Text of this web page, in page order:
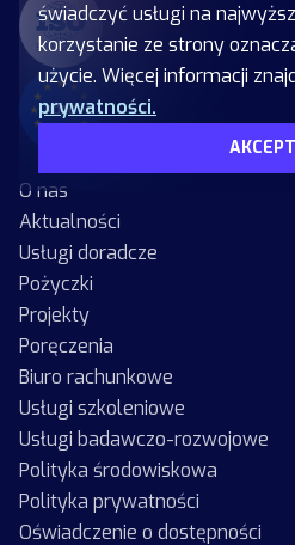
świadczyć usługi na
korzystanie ze strony
użycie. Więcej informacji
prywatności.
O nas
Aktualności
Usługi doradcze
Pożyczki
Projekty
Poręczenia
Biuro rachunkowe
Usługi szkoleniowe
Usługi badawczo-rozwojowe
Polityka środowiskowa
Polityka prywatności
Oświadczenie o dostępności